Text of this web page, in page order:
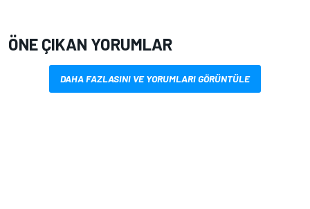
ÖNE ÇIKAN YORUMLAR
DAHA FAZLASINI VE YORUMLARI GÖRÜNTÜLE